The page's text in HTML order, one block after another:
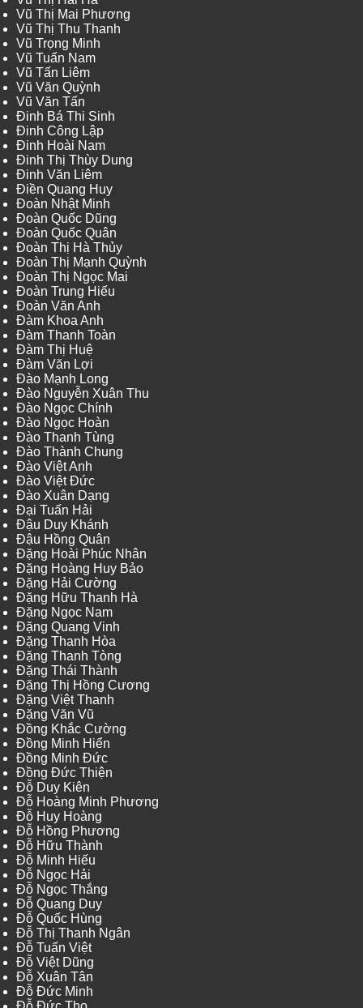
Vũ Thị Mai Phương
Vũ Thị Thu Thanh
Vũ Trọng Minh
Vũ Tuấn Nam
Vũ Tấn Liêm
Vũ Văn Quỳnh
Vũ Văn Tấn
Đinh Bá Thi Sinh
Đinh Công Lập
Đinh Hoài Nam
Đinh Thị Thùy Dung
Đinh Văn Liêm
Điền Quang Huy
Đoàn Nhật Minh
Đoàn Quốc Dũng
Đoàn Quốc Quân
Đoàn Thị Hà Thủy
Đoàn Thị Mạnh Quỳnh
Đoàn Thị Ngọc Mai
Đoàn Trung Hiếu
Đoàn Văn Anh
Đàm Khoa Anh
Đàm Thanh Toàn
Đàm Thị Huệ
Đàm Văn Lợi
Đào Mạnh Long
Đào Nguyễn Xuân Thu
Đào Ngọc Chính
Đào Ngọc Hoàn
Đào Thanh Tùng
Đào Thành Chung
Đào Việt Anh
Đào Việt Đức
Đào Xuân Dạng
Đại Tuấn Hải
Đậu Duy Khánh
Đậu Hồng Quân
Đặng Hoài Phúc Nhân
Đặng Hoàng Huy Bảo
Đặng Hải Cường
Đặng Hữu Thanh Hà
Đặng Ngọc Nam
Đặng Quang Vinh
Đặng Thanh Hòa
Đặng Thanh Tòng
Đặng Thái Thành
Đặng Thị Hồng Cương
Đặng Việt Thanh
Đặng Văn Vũ
Đồng Khắc Cường
Đồng Minh Hiển
Đồng Minh Đức
Đồng Đức Thiện
Đỗ Duy Kiên
Đỗ Hoàng Minh Phương
Đỗ Huy Hoàng
Đỗ Hồng Phương
Đỗ Hữu Thành
Đỗ Minh Hiếu
Đỗ Ngọc Hải
Đỗ Ngọc Thắng
Đỗ Quang Duy
Đỗ Quốc Hùng
Đỗ Thị Thanh Ngân
Đỗ Tuấn Việt
Đỗ Việt Dũng
Đỗ Xuân Tân
Đỗ Đức Minh